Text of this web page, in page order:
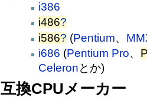
i386
i486?
i586? (Pentium、
i686 (Pentium Pro、
Celeronとか)
互換CPUメーカー